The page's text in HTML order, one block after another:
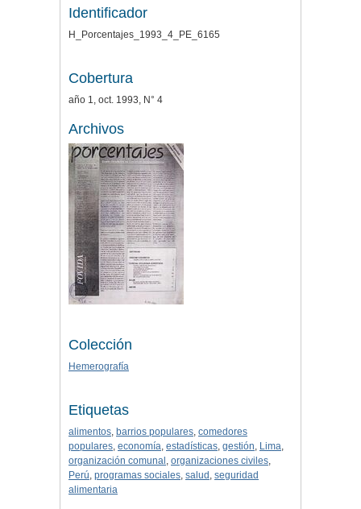
Identificador
H_Porcentajes_1993_4_PE_6165
Cobertura
año 1, oct. 1993, N° 4
Archivos
Colección
Hemerografía
Etiquetas
alimentos, barrios populares, comedores
populares, economía, estadísticas, gestión, Lima,
organización comunal , organizaciones civiles,
Perú, programas sociales, salud , seguridad
alimentaria